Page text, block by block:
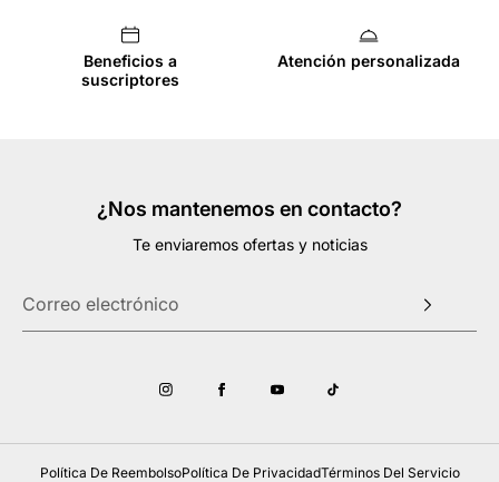
Beneficios a
suscriptores
Atención personalizada
¿Nos mantenemos en contacto?
Te enviaremos ofertas y noticias
Política De ReembolsoPolítica De PrivacidadTérminos Del Servicio